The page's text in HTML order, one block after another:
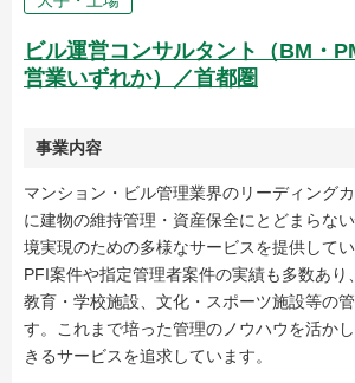
ビル運営コンサルタント（BM・
営業いずれか）／首都圏
事業内容
マンション・ビル管理業界のリーディング
に建物の維持管理・資産保全にとどまらな
境実現のための多様なサービスを提供してい
PFI案件や指定管理者案件の実績も多数あり
教育・学校施設、文化・スポーツ施設等の
す。これまで培った管理のノウハウを活か
きるサービスを追求しています。